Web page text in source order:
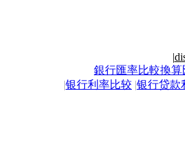
|
銀行匯率比較換算
|银行利率比较 |银行贷款